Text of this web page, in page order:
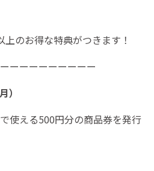
のお得な特典がつきます！
ーーーーーーーーー
）
使える500円分の商品券を発行